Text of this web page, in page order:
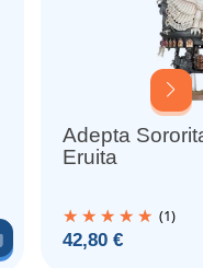
Ajouter au panier
Adepta
Eruita
(1)
Prix
42,80 €